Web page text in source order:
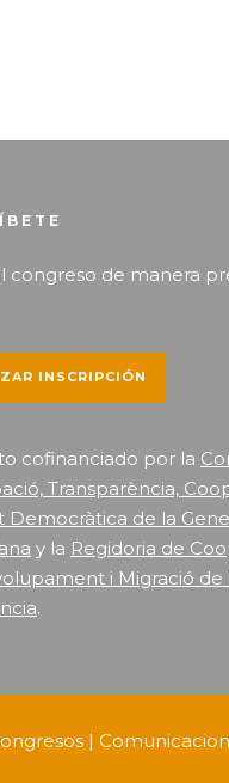
congreso de manera
INSCRIPCIÓN
cofinanciado por la
Transparència,
Democràtica de la
y la Regidoria de
i Migració
.
|